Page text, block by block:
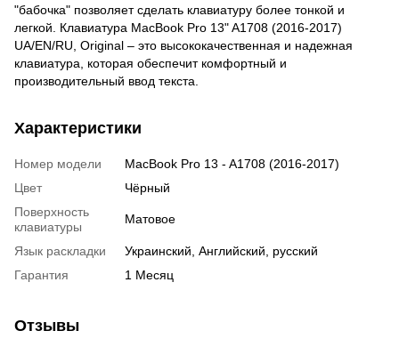
"бабочка" позволяет сделать клавиатуру более тонкой и
легкой. Клавиатура MacBook Pro 13" A1708 (2016-2017)
UA/EN/RU, Original – это высококачественная и надежная
клавиатура, которая обеспечит комфортный и
производительный ввод текста.
Характеристики
Номер модели
MacBook Pro 13 - A1708 (2016-2017)
Цвет
Чёрный
Поверхность
клавиатуры
Матовое
Язык раскладки
Украинский, Английский, русский
Гарантия
1 Месяц
Отзывы